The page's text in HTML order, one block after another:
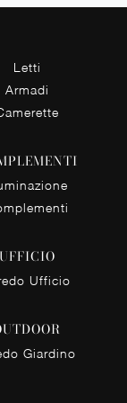
Letti
Armadi
UFFICIO
Ufficio
Giardino